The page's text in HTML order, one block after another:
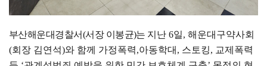
부산해운대경찰서(서장 이봉균)는 지난6일,해운대구약사회
(회장 김연석)와 함께 가정폭력,아동학대 , 스토킹, 교제폭력